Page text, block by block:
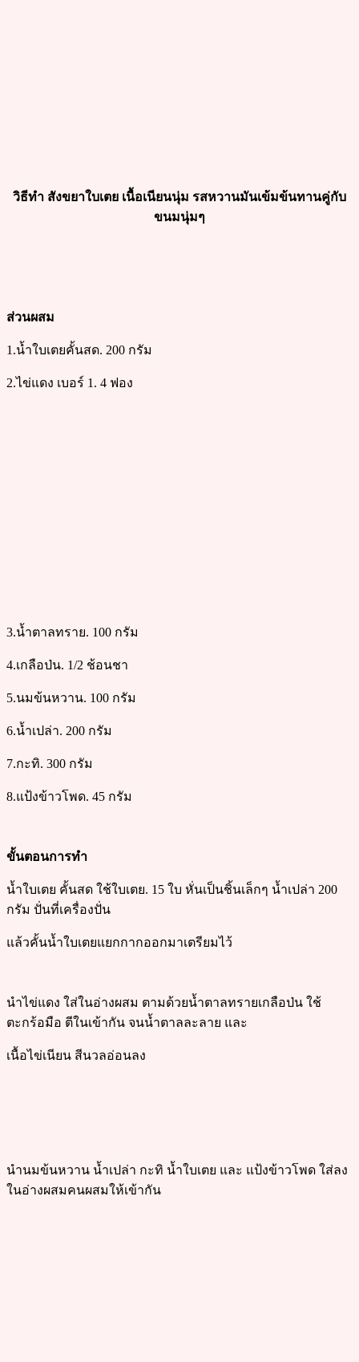
วิธีทำ สังขยาใบเตย เนื้อเนียนนุ่ม รสหวานมันเข้มข้นทานคู่กับ
ขนมนุ่มๆ
ส่วนผสม
1.น้ำใบเตยคั้นสด. 200 กรัม
2.ไข่แดง เบอร์ 1. 4 ฟอง
3.น้ำตาลทราย. 100 กรัม
4.เกลือป่น. 1/2 ช้อนชา
5.นมข้นหวาน. 100 กรัม
6.น้ำเปล่า. 200 กรัม
7.กะทิ. 300 กรัม
8.แป้งข้าวโพด. 45 กรัม
ขั้นตอนการทำ
น้ำใบเตย คั้นสด ใช้ใบเตย. 15 ใบ หั่นเป็นชิ้นเล็กๆ น้ำเปล่า 200
กรัม ปั่นที่เครื่องปั่น
แล้วคั้นน้ำใบเตยแยกกากออกมาเตรียมไว้
นำไข่แดง ใส่ในอ่างผสม ตามด้วยน้ำตาลทรายเกลือป่น ใช้
ตะกร้อมือ ตีในเข้ากัน จนน้ำตาลละลาย และ
เนื้อไข่เนียน สีนวลอ่อนลง
นำนมข้นหวาน น้ำเปล่า กะทิ น้ำใบเตย และ แป้งข้าวโพด ใส่ลง
ในอ่างผสมคนผสมให้เข้ากัน